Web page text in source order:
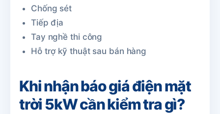
Chống sét
Tiếp địa
Tay nghề thi công
Hỗ trợ kỹ thuật sau bán hàng
Khi nhận báo giá điện mặt
trời 5kW cần kiểm tra gì?